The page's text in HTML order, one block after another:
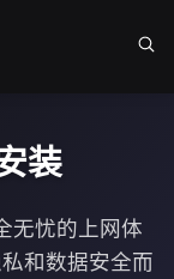
装
无忧的上网体
和数据安全而